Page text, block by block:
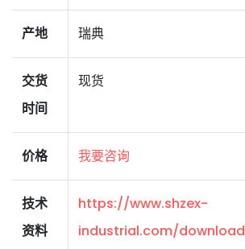
产地 瑞典
交货
时间
现货
价格 我要咨询
技术
资料
https://www.shzex-
industrial.com/download